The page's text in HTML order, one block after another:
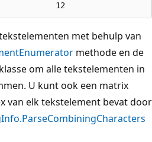
met behulp van
methode en de
klasse om alle tekstelementen in
U kunt ook een matrix
van elk tekstelement bevat door